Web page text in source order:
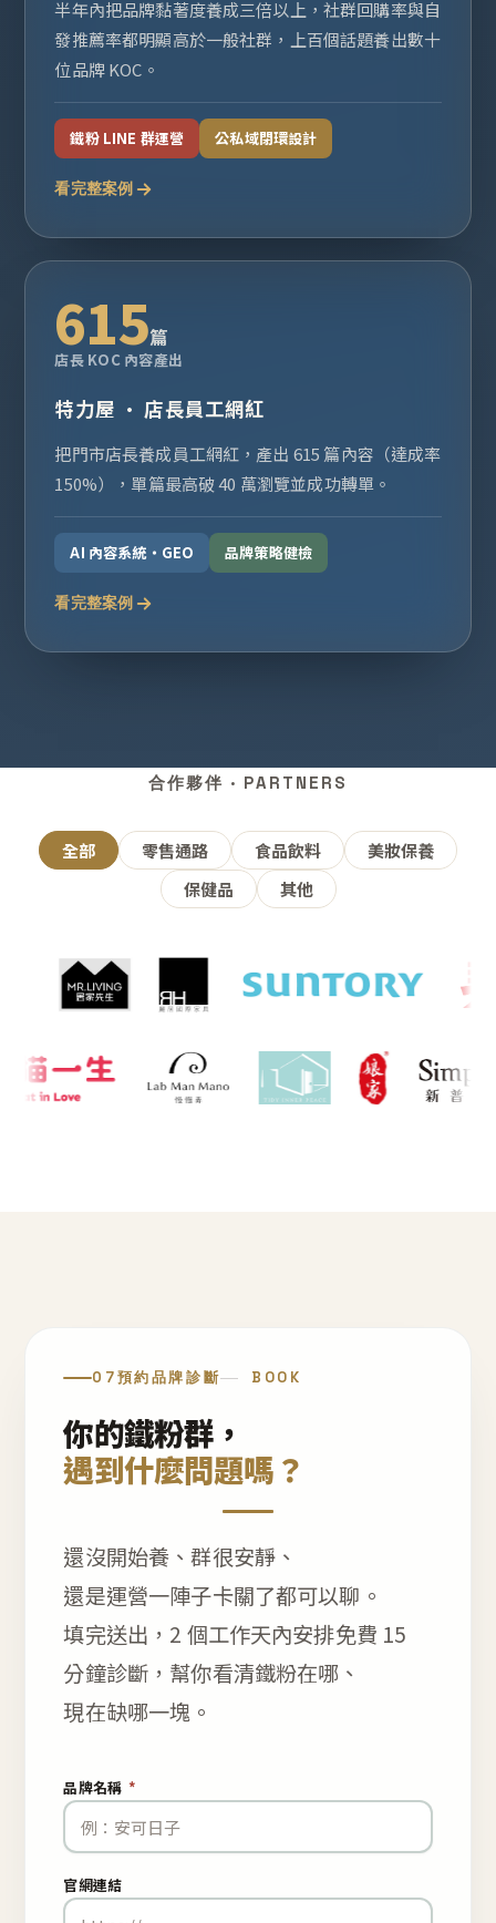
半年內把品牌黏著度養成三倍以上，社群回購率與自
發推薦率都明顯高於一般社群，上百個話題養出數十
位品牌 KOC。
鐵粉 LINE 群運營 公私域閉環設計
看完整案例
615篇
店長 KOC 內容產出
特力屋 · 店長員工網紅
把門市店長養成員工網紅，產出 615 篇內容（達成率
150%），單篇最高破 40 萬瀏覽並成功轉單。
AI 內容系統・GEO 品牌策略健檢
看完整案例
合作夥伴 · PARTNERS
全部 零售通路 食品飲料
美妝保養
保健品
其他
07預約品牌診斷 BOOK
你的鐵粉群，
遇到什麼問題嗎？
還沒開始養、群很安靜、
還是運營一陣子卡關了都可以聊。
填完送出，2 個工作天內安排免費 15
分鐘診斷，幫你看清鐵粉在哪、
現在缺哪一塊。
品牌名稱 *
官網連結